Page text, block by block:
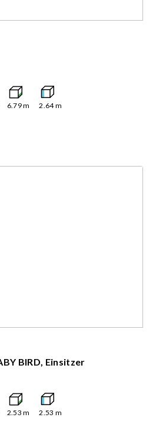
6.79m 2.64m
BIRD, Einsitzer
2.53 m 2.53 m